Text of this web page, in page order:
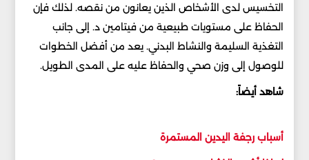
التخسيس لدى الأشخاص الذين يعانون من نقصه. لذلك فإن
الحفاظ على مستويات طبيعية من فيتامين د. إلى جانب
التغذية السليمة والنشاط البدني. يعد من أفضل الخطوات
للوصول إلى وزن صحي والحفاظ عليه على المدى الطويل.
شاهد أيضاً:
أسباب رجفة اليدين المستمرة